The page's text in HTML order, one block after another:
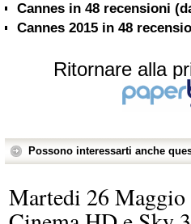
Cannes in 48 recensioni
Cannes 2015 in 48
Ritornare alla
Possono interessarti anche
Martedi 26